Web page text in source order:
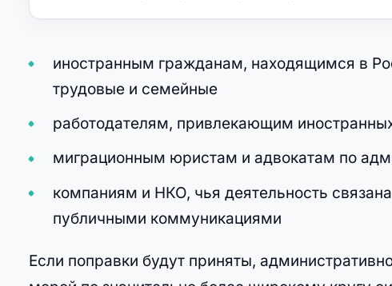
иностранным гражданам, находящимся в
трудовые и семейные
работодателям, привлекающим
миграционным юристам и адвокатам по
компаниям и НКО, чья деятельность
публичными коммуникациями
Если поправки будут приняты,